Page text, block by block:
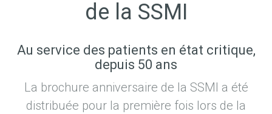
de la SSMI
Au service des patients en état critique,
depuis 50 ans
La brochure anniversaire de la SSMI a été
distribuée pour la première fois lors de la